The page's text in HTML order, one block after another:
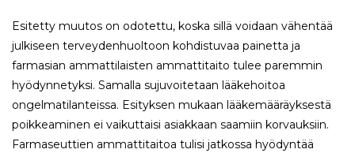
Esitetty muutos on odotettu, koska sillä voidaan vähentää
julkiseen terveydenhuoltoon kohdistuvaa painetta ja
farmasian ammattilaisten ammattitaito tulee paremmin
hyödynnetyksi. Samalla sujuvoitetaan lääkehoitoa
ongelmatilanteissa. Esityksen mukaan lääkemääräyksestä
poikkeaminen ei vaikuttaisi asiakkaan saamiin korvauksiin.
Farmaseuttien ammattitaitoa tulisi jatkossa hyödyntää